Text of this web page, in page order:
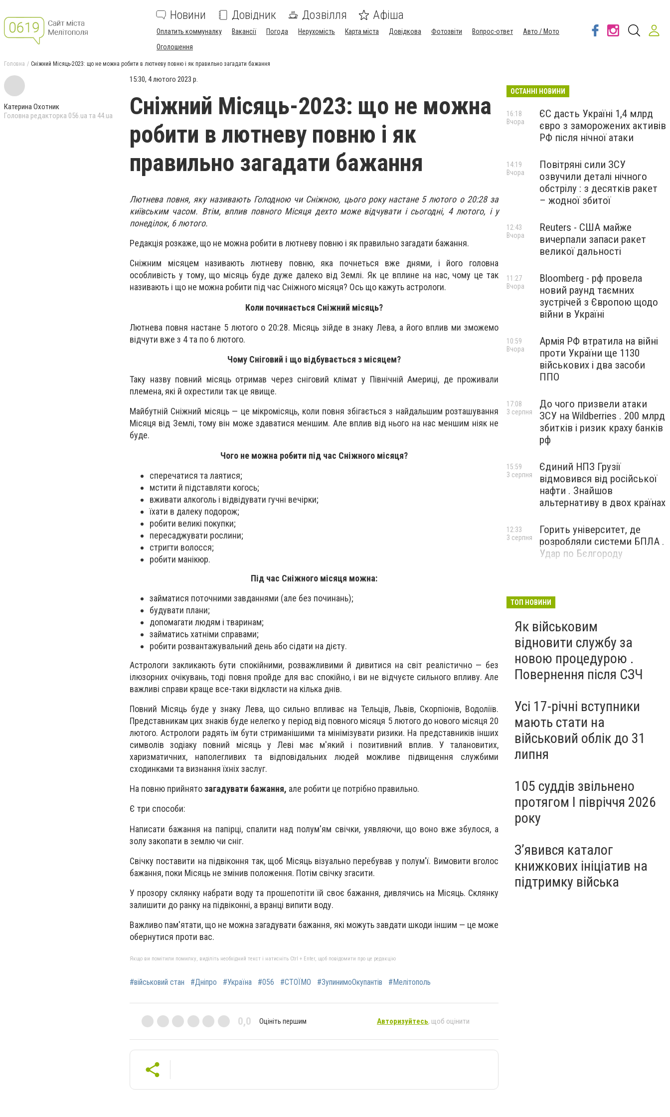
Новини Довідник Дозвілля Афіша
Оплатить коммуналку Вакансії Погода Нерухомість Карта міста Довідкова Фотозвіти Вопрос-ответ
Авто / Мото
Оголошення
Головна Сніжний Місяць-2023: що не можна робити в лютневу повню і як правильно загадати бажання
Катерина Охотник
Головна редакторка 056.ua та 44.ua
15:30, 4 лютого 2023 р.
Сніжний Місяць-2023: що не можна
робити в лютневу повню і як
правильно загадати бажання
Лютнева повня, яку називають Голодною чи Сніжною, цього року настане 5 лютого о 20:28 за
київським часом. Втім, вплив повного Місяця дехто може відчувати і сьогодні, 4 лютого, і у
понеділок, 6 лютого.
Редакція розкаже, що не можна робити в лютневу повню і як правильно загадати бажання.
Сніжним місяцем називають лютневу повню, яка почнеться вже днями, і його головна
особливість у тому, що місяць буде дуже далеко від Землі. Як це вплине на нас, чому це так
називають і що не можна робити під час Сніжного місяця? Ось що кажуть астрологи.
Коли починається Сніжний місяць?
Лютнева повня настане 5 лютого о 20:28. Місяць зійде в знаку Лева, а його вплив ми зможемо
відчути вже з 4 та по 6 лютого.
Чому Сніговий і що відбувається з місяцем?
Таку назву повний місяць отримав через сніговий клімат у Північній Америці, де проживали
племена, які й охрестили так це явище.
Майбутній Сніжний місяць — це мікромісяць, коли повня збігається з найдальшим розташування
Місяця від Землі, тому він може здаватися меншим. Але вплив від нього на нас меншим ніяк не
буде.
Чого не можна робити під час Сніжного місяця?
сперечатися та лаятися;
мстити й підставляти когось;
вживати алкоголь і відвідувати гучні вечірки;
їхати в далеку подорож;
робити великі покупки;
пересаджувати рослини;
стригти волосся;
робити манікюр.
Під час Сніжного місяця можна:
займатися поточними завданнями (але без починань);
будувати плани;
допомагати людям і тваринам;
займатись хатніми справами;
робити розвантажувальний день або сідати на дієту.
Астрологи закликають бути спокійними, розважливими й дивитися на світ реалістично — без
ілюзорних очікувань, тоді повня пройде для вас спокійно, і ви не відчуєте сильного впливу. Але
важливі справи краще все-таки відкласти на кілька днів.
Повний Місяць буде у знаку Лева, що сильно впливає на Тельців, Львів, Скорпіонів, Водоліїв.
Представникам цих знаків буде нелегко у період від повного місяця 5 лютого до нового місяця 20
лютого. Астрологи радять їм бути стриманішими та мінімізувати ризики. На представників інших
символів зодіаку повний місяць у Леві має м'який і позитивний вплив. У талановитих,
харизматичних, наполегливих та відповідальних людей можливе підвищення службими
сходинками та визнання їхніх заслуг.
На повню прийнято загадувати бажання, але робити це потрібно правильно.
Є три способи:
Написати бажання на папірці, спалити над полум'ям свічки, уявляючи, що воно вже збулося, а
золу закопати в землю чи сніг.
Свічку поставити на підвіконня так, щоб Місяць візуально перебував у полум'ї. Вимовити вголос
бажання, поки Місяць не змінив положення. Потім свічку згасити.
У прозору склянку набрати воду та прошепотіти їй своє бажання, дивлячись на Місяць. Склянку
залишити до ранку на підвіконні, а вранці випити воду.
Важливо пам'ятати, що не можна загадувати бажання, які можуть завдати шкоди іншим — це може
обернутися проти вас.
Якщо ви помітили помилку, виділіть необхідний текст і натисніть Ctrl + Enter, щоб повідомити про це редакцію
#військовий стан #Дніпро #Україна #056 #СТОЇМО #ЗупинимоОкупантів #Мелітополь
0,0 Оцініть першим Авторизуйтесь, щоб оцінити
ОСТАННІ НОВИНИ
ЄС дасть Україні 1,4 млрд
євро з заморожених активів
РФ після нічної атаки
16:18
Вчора
Повітряні сили ЗСУ
озвучили деталі нічного
обстрілу : з десятків ракет
– жодної збитої
14:19
Вчора
Reuters - США майже
вичерпали запаси ракет
великої дальності
12:43
Вчора
Bloomberg - рф провела
новий раунд таємних
зустрічей з Європою щодо
війни в Україні
11:27
Вчора
Армія РФ втратила на війні
проти України ще 1130
військових і два засоби
ППО
10:59
Вчора
До чого призвели атаки
ЗСУ на Wildberries . 200 млрд
збитків і ризик краху банків
рф
17:08
3 серпня
Єдиний НПЗ Грузії
відмовився від російської
нафти . Знайшов
альтернативу в двох країнах
15:59
3 серпня
Горить університет, де
розробляли системи БПЛА .
Удар по Бєлгороду
12:33
3 серпня
ТОП НОВИНИ
Як військовим
відновити службу за
новою процедурою .
Повернення після СЗЧ
Усі 17-річні вступники
мають стати на
військовий облік до 31
липня
105 суддів звільнено
протягом I півріччя 2026
року
З’явився каталог
книжкових ініціатив на
підтримку війська